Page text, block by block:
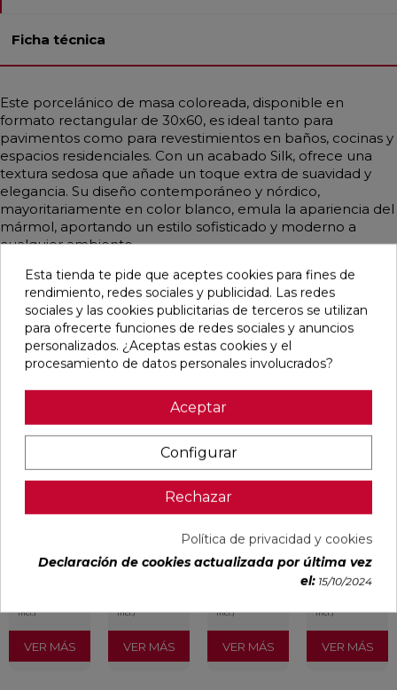
Ficha técnica
Este porcelánico de masa coloreada, disponible en
formato rectangular de 30x60, es ideal tanto para
pavimentos como para revestimientos en baños, cocinas y
espacios residenciales. Con un acabado Silk, ofrece una
textura sedosa que añade un toque extra de suavidad y
elegancia. Su diseño contemporáneo y nórdico,
mayoritariamente en color blanco, emula la apariencia del
mármol, aportando un estilo sofisticado y moderno a
cualquier ambiente.
Pensamos que te puede interesar
ALLISON
BLANCO
RECTIFICADO
Ref:
Alaplana
PVP
incl.)
VER MÁS
OIKOS GOLD
PULIDO
30X60
RECTIFICADO
Ref:
Geotiles
PVP
incl.)
favorite
VER MÁS
OIKOS BLUE
PULIDO
30X60
RECTIFICADO
Ref:
77485414
Geotiles
PVP
incl.)
VER MÁS
BLANCO
PULIDO
Ref:
93201622
TAU
PVP
40,54 €
/m²
incl.)
VER MÁS
Esta tienda te pide que aceptes cookies para fines de
rendimiento, redes sociales y publicidad. Las redes
sociales y las cookies publicitarias de terceros se utilizan
para ofrecerte funciones de redes sociales y anuncios
personalizados. ¿Aceptas estas cookies y el
procesamiento de datos personales involucrados?
Aceptar
Configurar
Rechazar
Política de privacidad y cookies
Declaración de cookies actualizada por última vez
el: 15/10/2024